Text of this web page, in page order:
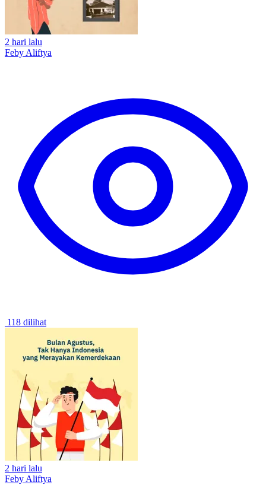
2 hari lalu
Feby Aliftya
118 dilihat
2 hari lalu
Feby Aliftya